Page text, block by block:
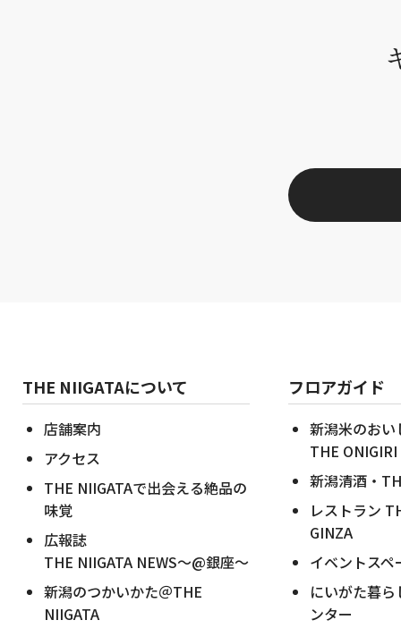
THE NIIGATAについて
店舗案内
アクセス
THE NIIGATAで出会える絶品の
味覚
広報誌
THE NIIGATA NEWS～@銀座～
新潟のつかいかた＠THE
NIIGATA
フロアガイド
新潟米のおい
THE ONIGIRI
新潟清酒・
レストラン
GINZA
イベントスペ
にいがた暮
ンター